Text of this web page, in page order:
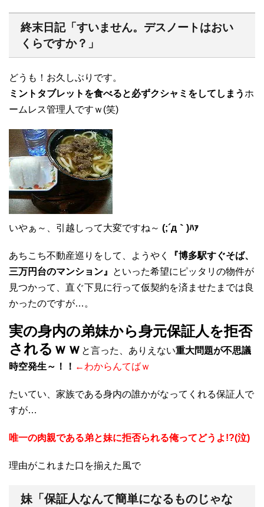
終末日記「すいません。デスノートはおい
くらですか？」
どうも！お久しぶりです。
ミントタブレットを食べると必ずクシャミをしてしまう ホ
ームレス管理人ですｗ(笑)
いやぁ～、引越しって大変ですね～ (;´д｀)ﾊｧ
あちこち不動産巡りをして、ようやく
『博多駅すぐそば、
三万円台のマンション』
といった希望にピッタリの物件が
見つかって、直ぐ下見に行って仮契約を済ませたまでは良
かったのですが…。
実の身内の弟妹から身元保証人を拒否
されるｗｗ と言った、ありえない重大問題が不思議
時空発生～！！ ←わからんてばｗ
たいてい、家族である身内の誰かがなってくれる保証人で
すが…
唯一の肉親である弟と妹に拒否られる俺ってどうよ!?(泣)
理由がこれまた口を揃えた風で
妹「保証人なんて簡単になるものじゃな